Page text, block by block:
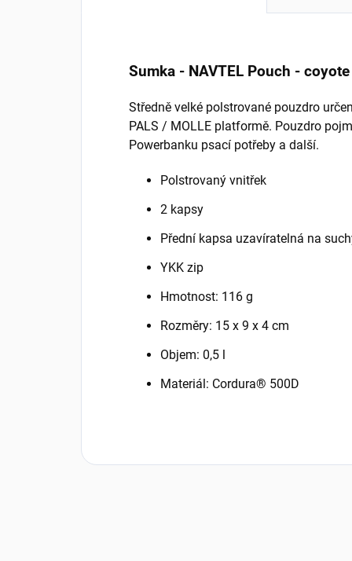
Sumka - NAVTEL Pouch - coyote
Středně velké polstrované pouzdro
PALS / MOLLE platformě. Pouzdro
Powerbanku psací potřeby a další.
Polstrovaný vnitřek
2 kapsy
Přední kapsa uzavíratelná na
YKK zip
Hmotnost: 116 g
Rozměry: 15 x 9 x 4 cm
Objem: 0,5 l
Materiál: Cordura® 500D